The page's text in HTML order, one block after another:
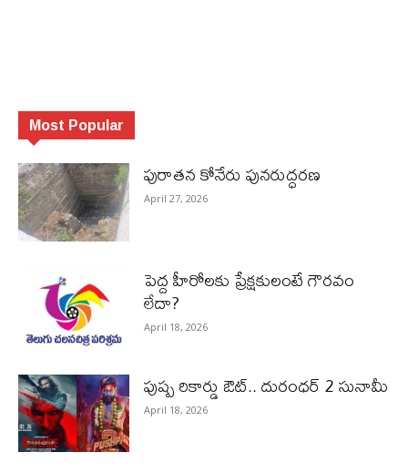
Most Popular
పురాత‌న కోనేరు పున‌రుద్ధ‌ర‌ణ
April 27, 2026
పెద్ద హీరోల‌కు ప్రేక్ష‌కులంటే గౌర‌వం
లేదా?
April 18, 2026
పుష్ప రికార్డు ఔట్‌.. దురంధ‌ర్ 2 సునామీ
April 18, 2026